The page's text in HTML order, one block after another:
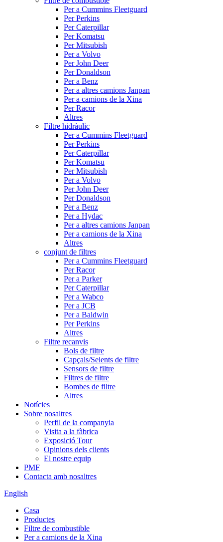
Per a Cummins Fleetguard
Per Perkins
Per Caterpillar
Per Komatsu
Per Mitsubish
Per a Volvo
Per John Deer
Per Donaldson
Per a Benz
Per a altres camions Janpan
Per a camions de la Xina
Per Racor
Altres
Filtre hidràulic
Per a Cummins Fleetguard
Per Perkins
Per Caterpillar
Per Komatsu
Per Mitsubish
Per a Volvo
Per John Deer
Per Donaldson
Per a Benz
Per a Hydac
Per a altres camions Janpan
Per a camions de la Xina
Altres
conjunt de filtres
Per a Cummins Fleetguard
Per Racor
Per a Parker
Per Caterpillar
Per a Wabco
Per a JCB
Per a Baldwin
Per Perkins
Altres
Filtre recanvis
Bols de filtre
Capçals/Seients de filtre
Sensors de filtre
Filtres de filtre
Bombes de filtre
Altres
Notícies
Sobre nosaltres
Perfil de la companyia
Visita a la fàbrica
Exposició Tour
Opinions dels clients
El nostre equip
PMF
Contacta amb nosaltres
English
Casa
Productes
Filtre de combustible
Per a camions de la Xina